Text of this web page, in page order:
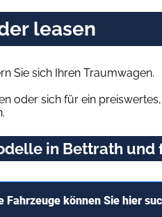
leasen
Sie sich Ihren Traumwagen.
oder sich für ein
in Bettrath
Fahrzeuge können Sie hier